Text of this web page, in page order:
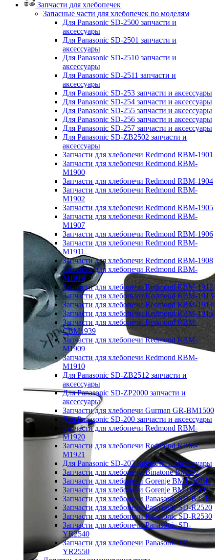
Запчасти для хлебопечек
Запасные части для хлебопечек по моделям
Для Panasonic SD-2500 запчасти и
аксессуары
Для Panasonic SD-2501 запчасти и
аксессуары
Для Panasonic SD-2510 запчасти и
аксессуары
Для Panasonic SD-2511 запчасти и
аксессуары
Для Panasonic SD-253 запчасти и аксессуары
Для Panasonic SD-254 запчасти и аксессуары
Для Panasonic SD-255 запчасти и аксессуары
Для Panasonic SD-256 запчасти и аксессуары
Для Panasonic SD-257 запчасти и аксессуары
Для Panasonic SD-ZB2502 запчасти и
аксессуары
Запчасти для хлебопечи Redmond RBM-1901
Запчасти для хлебопечи Redmond RBM-
M1900
Запчасти для хлебопечи Redmond RBM-1904
Запчасти для хлебопечи Redmond RBM-
M1902
Запчасти для хлебопечи Redmond RBM-1905
Запчасти для хлебопечи Redmond RBM-
M1907
Запчасти для хлебопечи Redmond RBM-1906
Запчасти для хлебопечи Redmond RBM-
M1911
Запчасти для хлебопечи Redmond RBM-1908
Запчасти для хлебопечи Redmond RBM-
M1919
Запчасти для хлебопечи Redmond RBM-1912
Запчасти для хлебопечи Redmond RBM-1913
Запчасти для хлебопечи Redmond RBM-1914
Запчасти для хлебопечи Redmond RBM-1915
Запчасти для хлебопечи Redmond RBM-
CBM1939
Запчасти для хлебопечи Redmond RBM-
M1909
Запчасти для хлебопечи Redmond RBM-
M1910
Для Panasonic SD-ZB2512 запчасти и
аксессуары
Для Panasonic SD-ZP2000 запчасти и
аксессуары
Запчасти для хлебопечи Gurman GR-BM1500
Для Panasonic SD-200 запчасти и аксессуары
Запчасти для хлебопечи Redmond RBM-
M1920
Запчасти для хлебопечи Redmond RBM-
M1921
Для Panasonic SD-207 запчасти и аксессуары
Запчасти для хлебопечи Binatone BM202
Запчасти для хлебопечи Gorenje BM1210BK
Запчасти для хлебопечи Gorenje BM910WII
Запчасти для хлебопечи Panasonic SD-B2510
Запчасти для хлебопечи Panasonic SD-R2520
Запчасти для хлебопечи Panasonic SD-R2530
Запчасти для хлебопечи Panasonic SD-
YR2540
Запчасти для хлебопечи Panasonic SD-
YR2550